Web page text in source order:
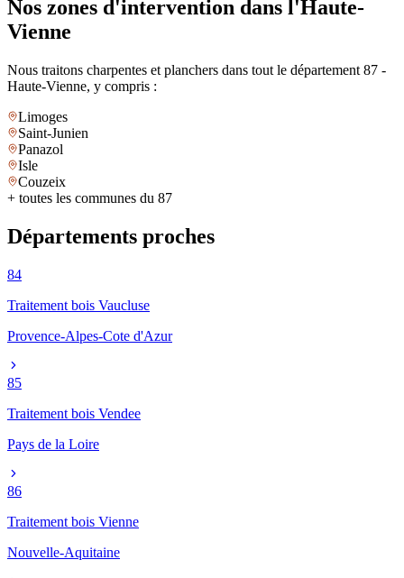
Nos zones d'intervention dans l'Haute-
Vienne
Nous traitons charpentes et planchers dans tout le département 87 -
Haute-Vienne, y compris :
Limoges
Saint-Junien
Panazol
Isle
Couzeix
+ toutes les communes du 87
Départements proches
84
Traitement bois Vaucluse
Provence-Alpes-Cote d'Azur
85
Traitement bois Vendee
Pays de la Loire
86
Traitement bois Vienne
Nouvelle-Aquitaine